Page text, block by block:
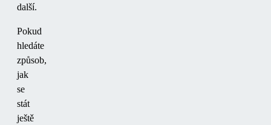
další.
Pokud
hledáte
způsob,
jak
se
stát
ještě